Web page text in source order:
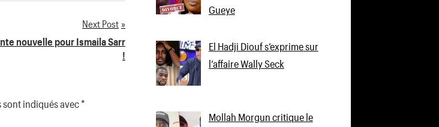
Next Post
nouvelle pour Ismaila Sarr
!
indiqués avec*
Gueye
El Hadji Diouf s’exprime sur
l’affaire Wally Seck
Mollah Morgun critique le